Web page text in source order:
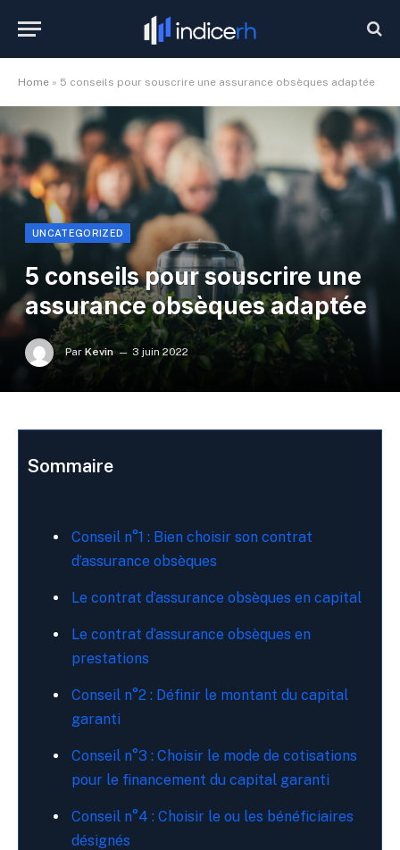
Home » 5 conseils pour souscrire une assurance obsèques adaptée
UNCATEGORIZED
5 conseils pour souscrire une
assurance obsèques adaptée
Par Kevin 3 juin 2022
Sommaire
Conseil n°1 : Bien choisir son contrat
d’assurance obsèques
Le contrat d’assurance obsèques en capital
Le contrat d’assurance obsèques en
prestations
Conseil n°2 : Définir le montant du capital
garanti
Conseil n°3 : Choisir le mode de cotisations
pour le financement du capital garanti
Conseil n°4 : Choisir le ou les bénéficiaires
désignés